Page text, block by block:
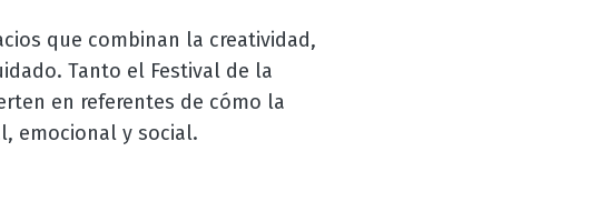
que combinan la creatividad,
Tanto el Festival de la
en referentes de cómo la
emocional y social.